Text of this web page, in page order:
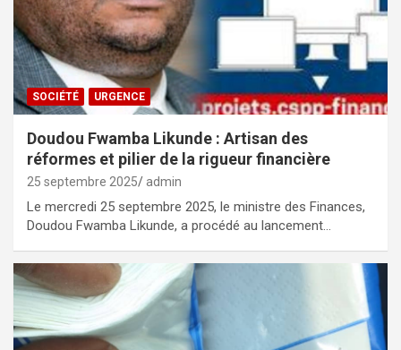
SOCIÉTÉ URGENCE
Doudou Fwamba Likunde : Artisan des
réformes et pilier de la rigueur financière
25 septembre 2025 admin
Le mercredi 25 septembre 2025, le ministre des Finances,
Doudou Fwamba Likunde, a procédé au lancement…